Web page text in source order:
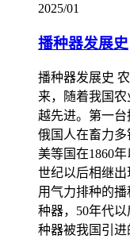
2025/01
播种器发展史
播种器发展史
来，随着我国
越先进。第一台
俄国人在畜力多
美等国在1860
世纪以后相继
用气力排种的
种器，50年代
种器被我国引进